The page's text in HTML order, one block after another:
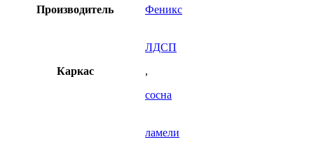
Производитель Феникс
Каркас
ЛДСП
,
сосна
ламели